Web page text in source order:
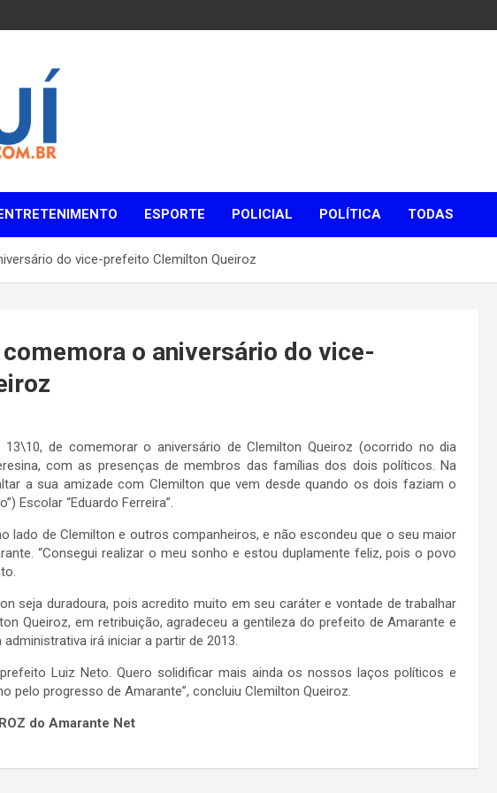
ESPORTE POLICIAL POLÍTICA TODAS
do vice-prefeito Clemilton Queiroz
o aniversário do vice-
de comemorar o aniversário de Clemilton Queiroz (ocorrido no dia
com as presenças de membros das famílias dos dois políticos. Na
a sua amizade com Clemilton que vem desde quando os dois faziam o
Escolar “Eduardo Ferreira”.
lado de Clemilton e outros companheiros, e não escondeu que o seu maior
“Consegui realizar o meu sonho e estou duplamente feliz, pois o povo
seja duradoura, pois acredito muito em seu caráter e vontade de trabalhar
Queiroz, em retribuição, agradeceu a gentileza do prefeito de Amarante e
irá iniciar a partir de 2013.
Luiz Neto. Quero solidificar mais ainda os nossos laços políticos e
pelo progresso de Amarante”, concluiu Clemilton Queiroz.
do Amarante Net